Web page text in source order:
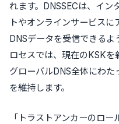
れます。DNSSECは、イン
トやオンラインサービス
DNSデータを受信できる
ロセスでは、現在のKSKを
グローバルDNS全体にわ
を維持します。
「トラストアンカーのロ